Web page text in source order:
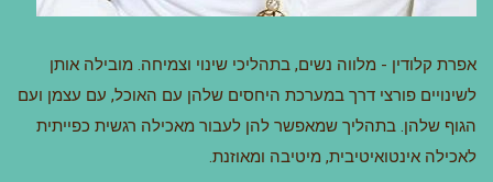
אפרת קלודין - מלווה נשים, בתהליכי שינוי וצמיחה. מובילה אותן
לשינויים פורצי דרך במערכת היחסים שלהן עם האוכל, עם עצמן ועם
הגוף שלהן. בתהליך שמאפשר להן לעבור מאכילה רגשית כפייתית
לאכילה אינטואיטיבית, מיטיבה ומאוזנת.